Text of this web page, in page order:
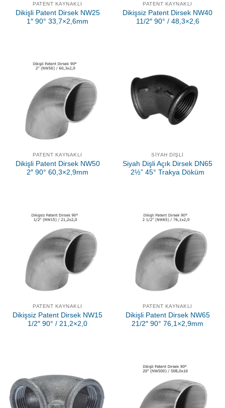
PATENT KAYNAKLI
Dikişli Patent Dirsek NW25
1″ 90° 33,7×2,6mm
PATENT KAYNAKLI
Dikişsiz Patent Dirsek NW40
11/2″ 90° / 48,3×2,6
PATENT KAYNAKLI
Dikişli Patent Dirsek NW50
2″ 90° 60,3×2,9mm
SIYAH DIŞLI
Siyah Dişli Açık Dirsek DN65
2½” 45° Trakya Döküm
PATENT KAYNAKLI
Dikişsiz Patent Dirsek NW15
1/2″ 90° / 21,2×2,0
PATENT KAYNAKLI
Dikişli Patent Dirsek NW65
21/2″ 90° 76,1×2,9mm